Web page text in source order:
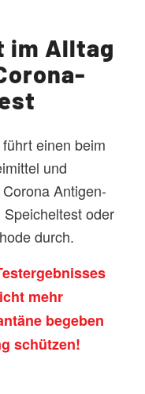
im Alltag
einen beim
und
Antigen-
oder
durch.
mehr
begeben
schützen!